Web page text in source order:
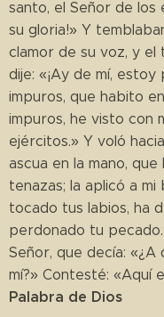
santo, el Señor de los
su gloria!» Y
clamor de su voz, y el
dije: «¡Ay de mí,
impuros, que habito
impuros, he visto con
ejércitos.» Y voló
ascua en la mano,
tenazas; la aplicó a
tocado tus labios, ha
perdonado tu
Señor, que decía: «¿A
mí?» Contesté: «Aquí
Palabra de Dios